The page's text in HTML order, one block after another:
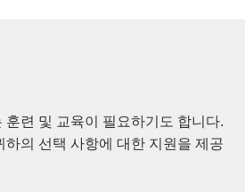
훈련 및 교육이 필요하기도 합니다.
의 선택 사항에 대한 지원을 제공